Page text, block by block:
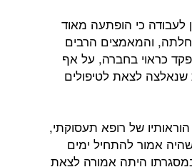
לעבודה כי הופתעה מאוד
והמאמצים הרבים
כראוי בחברה, על אף
לצאת לטיפולים
של רופא תעסוקתי,
אמור להתחיל ימים
היתה אמורה לצאת